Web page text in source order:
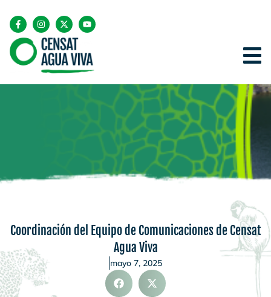
Coordinación del Equipo de Comunicaciones de Censat
Agua Viva
mayo 7, 2025